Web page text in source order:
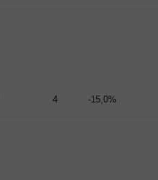
4 -15,0%